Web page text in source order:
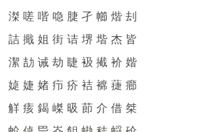
滐 嗟 喈 喼 脻 孑 幯 煯 刦
詰 擑 姐 街 诘 堺 堦 杰 皆
潔 劼 诫 劫 睫 衱 擮 衸 媘
媫 婕 媎 疖 疥 袺 褯 蓵 癤
觧 痎 鍻 嵥 昅 莭 介 借 桀